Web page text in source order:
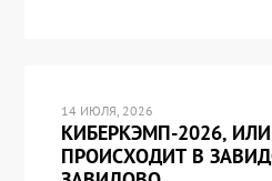
14 ИЮЛЯ, 2026
КИБЕРКЭМП-2026,
ПРОИСХОДИТ В